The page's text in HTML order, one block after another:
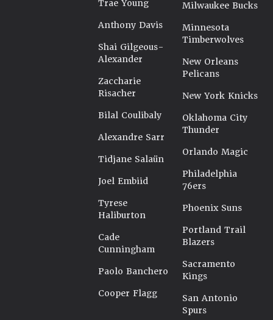
Trae Young
Anthony Davis
Shai Gilgeous-
Alexander
Zaccharie
Risacher
Bilal Coulibaly
Alexandre Sarr
Tidjane Salaün
Joel Embiid
Tyrese
Haliburton
Cade
Cunningham
Paolo Banchero
Cooper Flagg
Milwaukee Bucks
Minnesota
Timberwolves
New Orleans
Pelicans
New York Knicks
Oklahoma City
Thunder
Orlando Magic
Philadelphia
76ers
Phoenix Suns
Portland Trail
Blazers
Sacramento
Kings
San Antonio
Spurs